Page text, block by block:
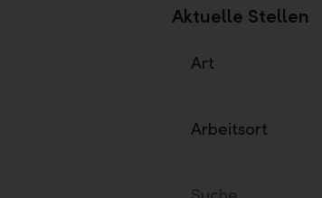
Aktuelle Stellen
Art
Arbeitsort